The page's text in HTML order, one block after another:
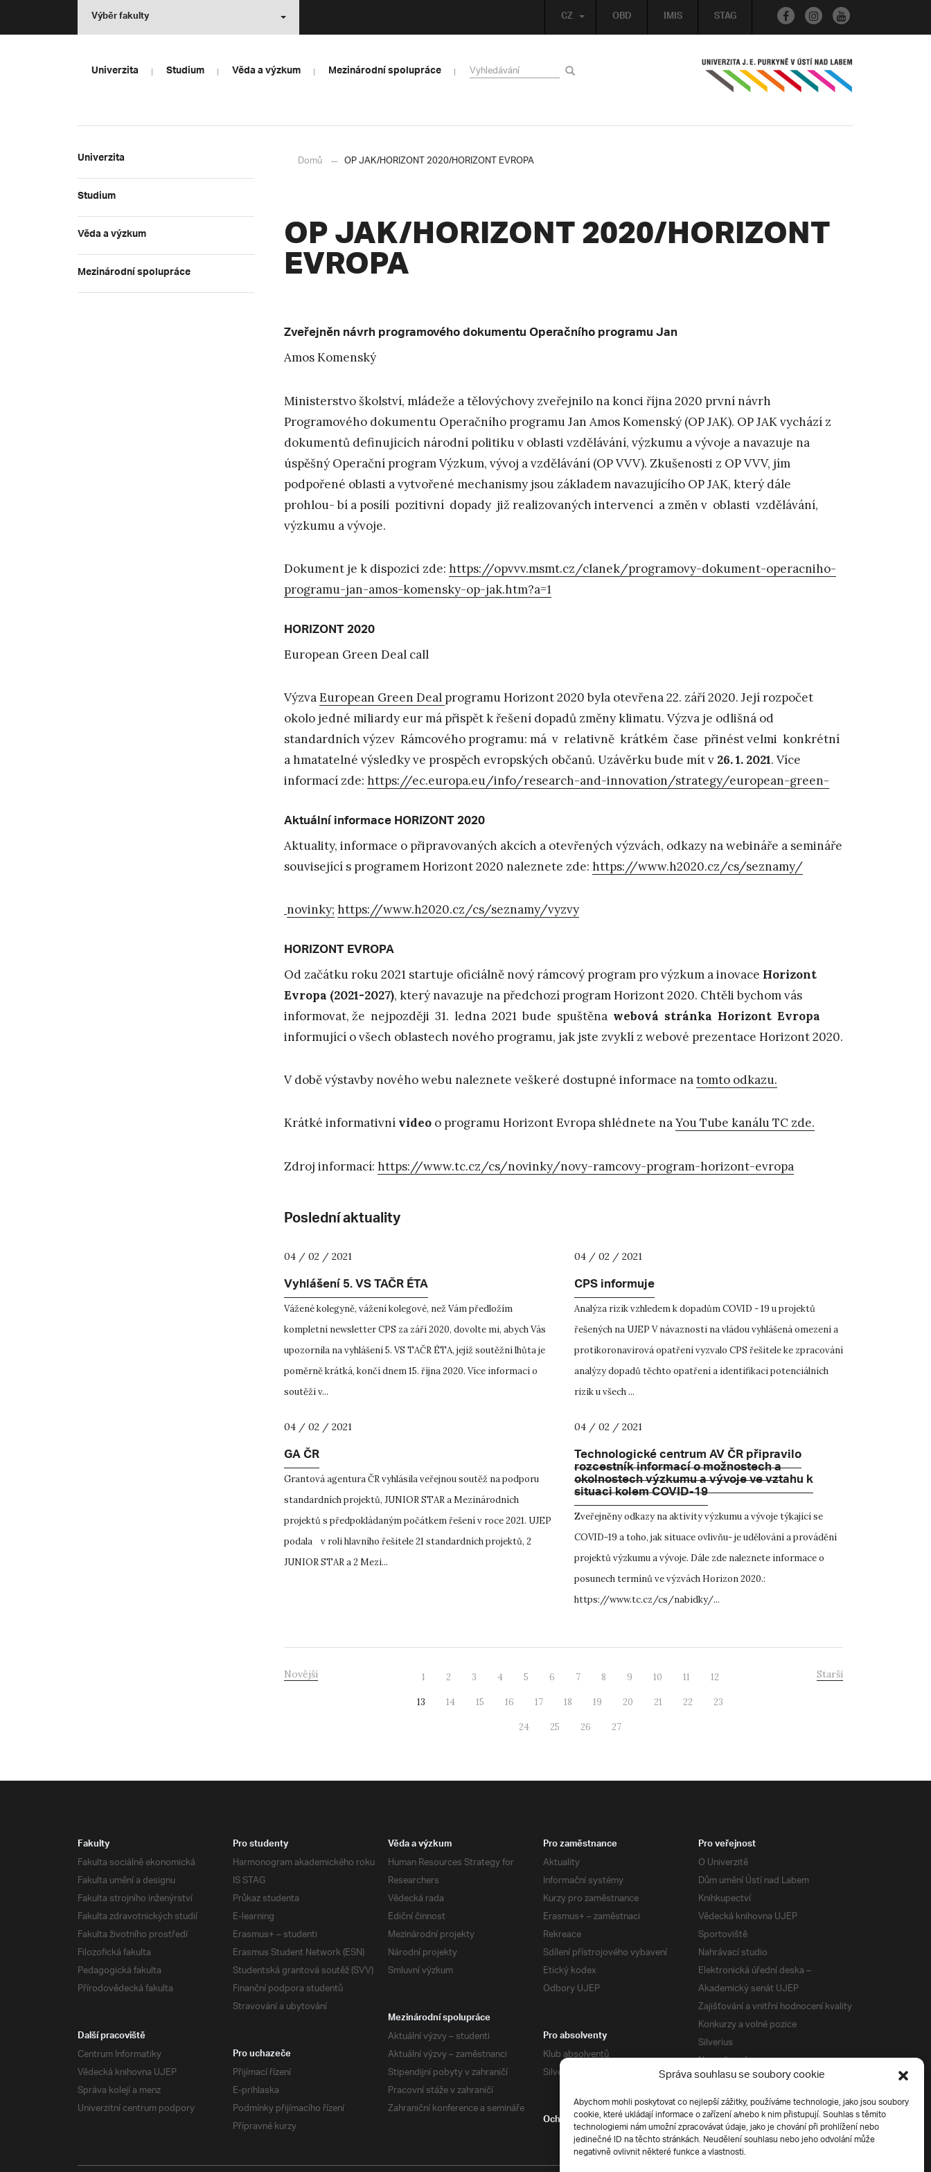
Správa souhlasu se soubory cookie
Abychom mohli poskytovat co nejlepší zážitky, používáme technologie, jako jsou soubory
cookie, které ukládají informace o zařízení a/nebo k nim přistupují. Souhlas s těmito
technologiemi nám umožní zpracovávat údaje, jako je chování při prohlížení nebo
jedinečné ID na těchto stránkách. Neudělení souhlasu nebo jeho odvolání může
negativně ovlivnit některé funkce a vlastnosti.
OBD IMIS STAG
CZ
Výběr fakulty
Univerzita Studium Věda a výzkum Mezinárodní spolupráce
Univerzita
Studium
Věda a výzkum
Mezinárodní spolupráce
Domů OP JAK/HORIZONT 2020/HORIZONT EVROPA
OP JAK/HORIZONT 2020/HORIZONT
EVROPA
Zveřejněn návrh programového dokumentu Operačního programu Jan
Amos Komenský
Ministerstvo školství, mládeže a tělovýchovy zveřejnilo na konci října 2020 první návrh
Programového dokumentu Operačního programu Jan Amos Komenský (OP JAK). OP JAK vychází z
dokumentů definujících národní politiku v oblasti vzdělávání, výzkumu a vývoje a navazuje na
úspěšný Operační program Výzkum, vývoj a vzdělávání (OP VVV). Zkušenosti z OP VVV, jím
podpořené oblasti a vytvořené mechanismy jsou základem navazujícího OP JAK, který dále
prohlou- bí a posílí pozitivní dopady již realizovaných intervencí a změn v oblasti vzdělávání,
výzkumu a vývoje.
Dokument je k dispozici zde: https://opvvv.msmt.cz/clanek/programovy-dokument-operacniho-
programu-jan-amos-komensky-op-jak.htm?a=1
HORIZONT 2020
European Green Deal call
VýzvaEuropean Green Deal programu Horizont 2020 byla otevřena 22. září 2020. Její rozpočet
okolo jedné miliardy eur má přispět k řešení dopadů změny klimatu. Výzva je odlišná od
standardních výzev Rámcového programu: má v relativně krátkém čase přinést velmi konkrétní
a hmatatelné výsledky ve prospěch evropských občanů. Uzávěrku bude mít v 26. 1. 2021. Více
informací zde: https://ec.europa.eu/info/research-and-innovation/strategy/european-green-
Aktuální informace HORIZONT 2020
Aktuality, informace o připravovaných akcích a otevřených výzvách, odkazy na webináře a semináře
související s programem Horizont 2020 naleznete zde: https://www.h2020.cz/cs/seznamy/
novinky; https://www.h2020.cz/cs/seznamy/vyzvy
HORIZONT EVROPA
Od začátku roku 2021 startuje oficiálně nový rámcový program pro výzkum a inovace Horizont
Evropa (2021-2027), který navazuje na předchozí program Horizont 2020. Chtěli bychom vás
informovat, že nejpozději 31. ledna 2021 bude spuštěna webová stránka Horizont Evropa
informující o všech oblastech nového programu, jak jste zvyklí z webové prezentace Horizont 2020.
V době výstavby nového webu naleznete veškeré dostupné informace natomto odkazu.
Krátké informativní video o programu Horizont Evropa shlédnete naYou Tube kanálu TC zde.
Zdroj informací: https://www.tc.cz/cs/novinky/novy-ramcovy-program-horizont-evropa
Poslední aktuality
04 / 02 / 2021
Vyhlášení 5. VS TAČR ÉTA
Vážené kolegyně, vážení kolegové, než Vám předložím
kompletní newsletter CPS za září 2020, dovolte mi, abych Vás
upozornila na vyhlášení 5. VS TAČR ÉTA, jejíž soutěžní lhůta je
poměrně krátká, končí dnem 15. října 2020. Více informací o
soutěži v...
04 / 02 / 2021
CPS informuje
Analýza rizik vzhledem k dopadům COVID - 19 u projektů
řešených na UJEP V návaznosti na vládou vyhlášená omezení a
protikoronavirová opatření vyzvalo CPS řešitele ke zpracování
analýzy dopadů těchto opatření a identifikaci potenciálních
rizik u všech ...
04 / 02 / 2021
GA ČR
Grantová agentura ČR vyhlásila veřejnou soutěž na podporu
standardních projektů, JUNIOR STAR a Mezinárodních
projektů s předpokládaným počátkem řešení v roce 2021. UJEP
podala v roli hlavního řešitele 21 standardních projektů, 2
JUNIOR STAR a 2 Mezi...
04 / 02 / 2021
Technologické centrum AV ČR připravilo
rozcestník informací o možnostech a
okolnostech výzkumu a vývoje ve vztahu k
situaci kolem COVID-19
Zveřejněny odkazy na aktivity výzkumu a vývoje týkající se
COVID-19 a toho, jak situace ovlivňu- je udělování a provádění
projektů výzkumu a vývoje. Dále zde naleznete informace o
posunech termínů ve výzvách Horizon 2020.:
https://www.tc.cz/cs/nabidky/...
Novější 1 2 3 4 5 6 7 8 9 10 11 12
13 14 15 16 17 18 19 20 21 22 23
24 25 26 27
Starší
Fakulty
Fakulta sociálně ekonomická
Fakulta umění a designu
Fakulta strojního inženýrství
Fakulta zdravotnických studií
Fakulta životního prostředí
Filozofická fakulta
Pedagogická fakulta
Přírodovědecká fakulta
Pro studenty
Harmonogram akademického roku
IS STAG
Průkaz studenta
E-learning
Erasmus+ – studenti
Erasmus Student Network (ESN)
Studentská grantová soutěž (SVV)
Finanční podpora studentů
Stravování a ubytování
Věda a výzkum
Human Resources Strategy for
Researchers
Vědecká rada
Ediční činnost
Mezinárodní projekty
Národní projekty
Smluvní výzkum
Pro zaměstnance
Aktuality
Informační systémy
Kurzy pro zaměstnance
Erasmus+ – zaměstnaci
Rekreace
Sdílení přístrojového vybavení
Etický kodex
Odbory UJEP
Pro veřejnost
O Univerzitě
Dům umění Ústí nad Labem
Knihkupectví
Vědecká knihovna UJEP
Sportoviště
Nahrávací studio
Elektronická úřední deska –
Akademický senát UJEP
Zajišťování a vnitřní hodnocení kvality
Konkurzy a volné pozice
Silverius
Napsali o nás
Tiskové zprávy
Mezinárodní spolupráce
Aktuální výzvy – studenti
Aktuální výzvy – zaměstnanci
Stipendijní pobyty v zahraničí
Pracovní stáže v zahraničí
Zahraniční konference a semináře
Další pracoviště
Centrum Informatiky
Vědecká knihovna UJEP
Správa kolejí a menz
Univerzitní centrum podpory
Pro absolventy
Klub absolventů
Silverius
Pro uchazeče
Přijímací řízení
E-prihlaska
Podmínky přijímacího řízení
Přípravné kurzy
Ochrana soukromí